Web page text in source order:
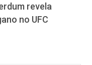
revela
no UFC